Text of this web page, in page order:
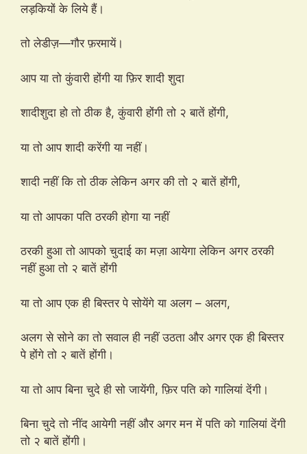
लड़कियों के लिये हैं।
तो लेडीज़—गौर फ़रमायें।
आप या तो कुंवारी होंगी या फ़िर शादी शुदा
शादीशुदा हो तो ठीक है, कुंवारी होंगी तो २ बातें होंगी,
या तो आप शादी करेंगी या नहीं।
शादी नहीं कि तो ठीक लेकिन अगर की तो २ बातें होंगी,
या तो आपका पति ठरकी होगा या नहीं
ठरकी हुआ तो आपको चुदाई का मज़ा आयेगा लेकिन अगर ठरकी
नहीं हुआ तो २ बातें होंगी
या तो आप एक ही बिस्तर पे सोयेंगे या अलग – अलग,
अलग से सोने का तो सवाल ही नहीं उठता और अगर एक ही बिस्तर
पे होंगे तो २ बातें होंगी।
या तो आप बिना चुदे ही सो जायेंगी, फ़िर पति को गालियां देंगी।
बिना चुदे तो नींद आयेगी नहीं और अगर मन में पति को गालियां देंगी
तो २ बातें होंगी।